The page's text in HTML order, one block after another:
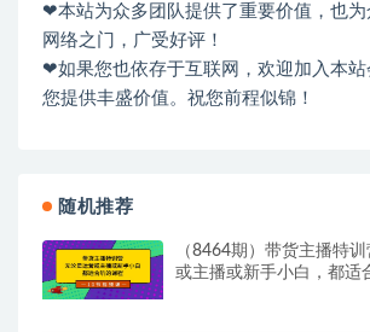
❤本站为众多团队提供了重要价值，也为
网络之门，广受好评！
❤如果您也依存于互联网，欢迎加入本站
您提供丰盛价值。祝您前程似锦！
随机推荐
（8464期）带货主播特
或主播或新手小白，都适